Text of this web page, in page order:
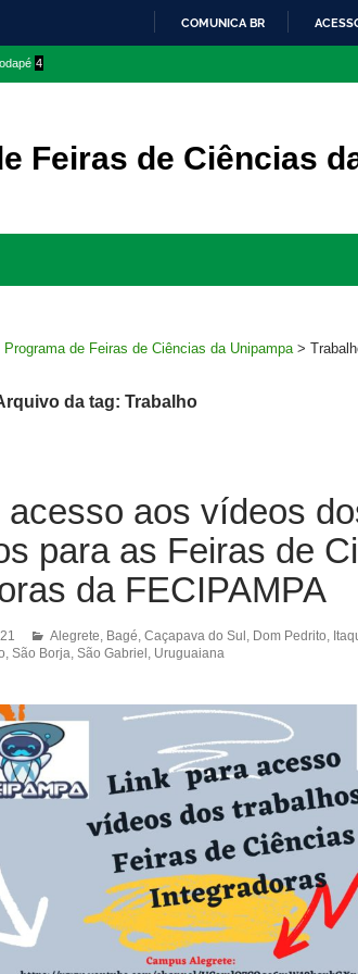
O
COMUNICA BR
4
Feiras de Ciências
Programa de Feiras de Ciências da Unipampa >
da tag: Trabalho
acesso aos vídeos
para as Feiras de
da FECIPAMPA
Alegrete Bagé Caçapava do Sul Dom Pedrito
São Borja São Gabriel Uruguaiana